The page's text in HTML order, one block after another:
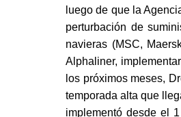
luego de que la
perturbación de
navieras (MSC,
Alphaliner,
los próximos meses,
temporada alta que
implementó desde el